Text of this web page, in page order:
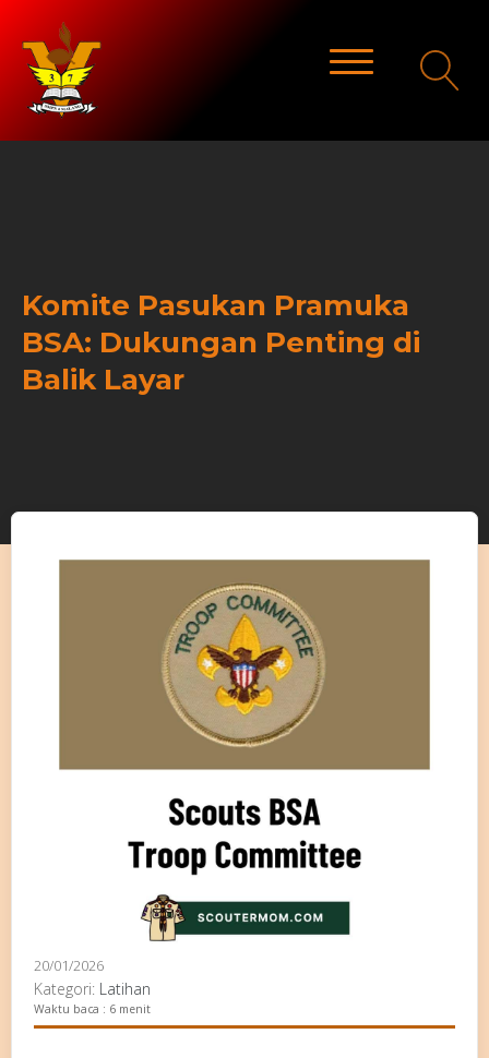
Komite Pasukan Pramuka
BSA: Dukungan Penting di
Balik Layar
20/01/2026
Kategori: Latihan
Waktu baca : 6 menit